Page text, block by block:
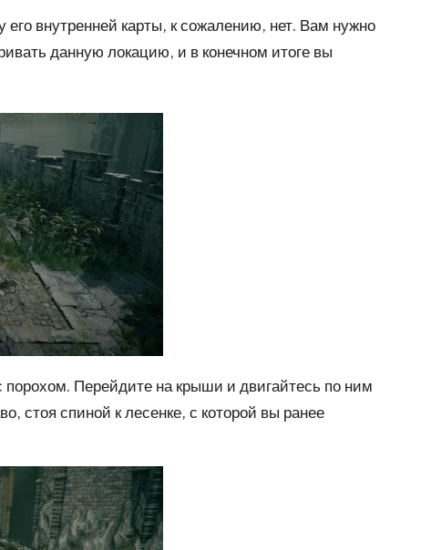
внутренней карты, к сожалению, нет. Вам нужно
данную локацию, и в конечном итоге вы
Перейдите на крыши и двигайтесь по ним
стоя спиной к лесенке, с которой вы ранее